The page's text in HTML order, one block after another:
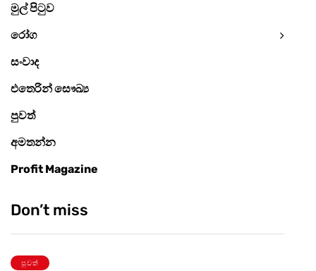
මුල් පිටුව
රෝග
සංවාද
එතෙරින් සෞඛ්‍ය
පුවත්
අමතන්න
Profit Magazine
Don’t miss
පුවත්